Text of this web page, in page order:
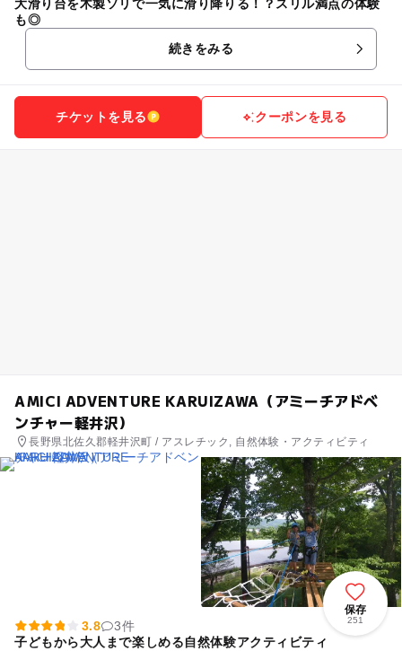
大滑り台を木製ソリで一気に滑り降りる！？スリル満点の体験
も◎
続きをみる
チケットを見る クーポンを見る
AMICI ADVENTURE KARUIZAWA（アミーチアドベ
ンチャー軽井沢）
長野県北佐久郡軽井沢町 / アスレチック, 自然体験・アクティビティ
保存
251
3.8
3件
子どもから大人まで楽しめる自然体験アクティビティ